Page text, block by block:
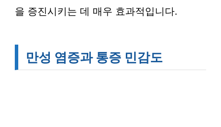
을 증진시키는 데 매우 효과적입니다.
만성 염증과 통증 민감도